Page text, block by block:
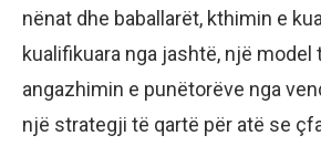
nënat dhe baballarët, kthimin e
kualifikuara nga jashtë, një model
angazhimin e punëtorëve nga
një strategji të qartë për atë se